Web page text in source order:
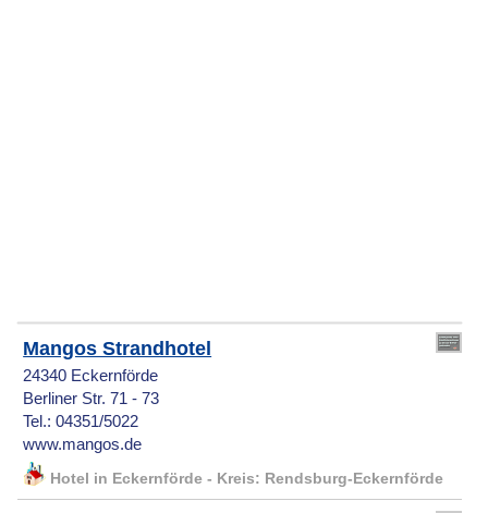
Mangos Strandhotel
24340 Eckernförde
Berliner Str. 71 - 73
Tel.: 04351/5022
www.mangos.de
Hotel in Eckernförde - Kreis: Rendsburg-Eckernförde